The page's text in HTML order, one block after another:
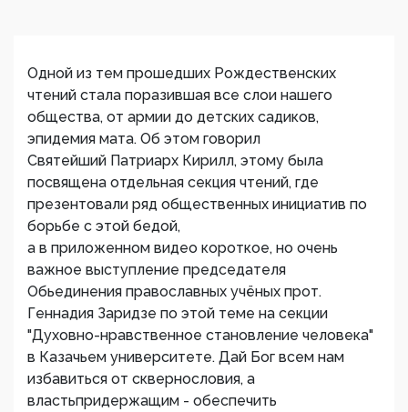
Одной из тем прошедших Рождественских
чтений стала поразившая все слои нашего
общества, от армии до детских садиков,
эпидемия мата. Об этом говорил
Святейший Патриарх Кирилл, этому была
посвящена отдельная секция чтений, где
презентовали ряд общественных инициатив по
борьбе с этой бедой,
а в приложенном видео короткое, но очень
важное выступление председателя
Обьединения православных учёных прот.
Геннадия Заридзе по этой теме на секции
"Духовно-нравственное становление человека"
в Казачьем университете. Дай Бог всем нам
избавиться от сквернословия, а
властьпридержащим - обеспечить